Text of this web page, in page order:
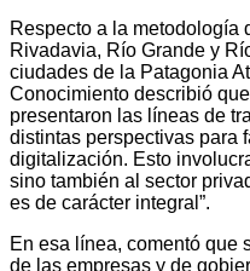
Respecto a la metodología
Rivadavia, Río Grande y
ciudades de la Patagonia
Conocimiento describió
presentaron las líneas de
distintas perspectivas para
digitalización. Esto
sino también al sector
es de carácter integral”.
En esa línea, comentó que
de las empresas y de